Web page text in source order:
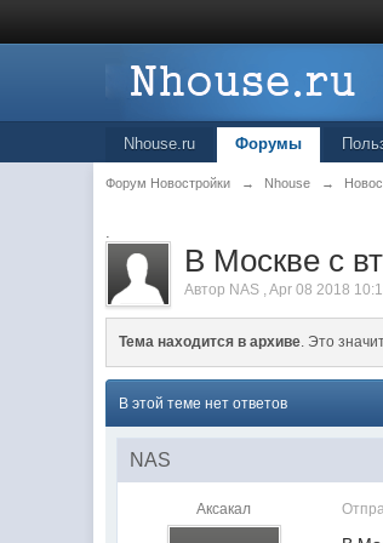
Nhouse.ru Форумы
Форум Новостройки → Nhouse →
.
В Москве с
Автор NAS ,Apr 08 2018
Тема находится в архиве. Это
В этой теме нет ответов
NAS
Аксакал